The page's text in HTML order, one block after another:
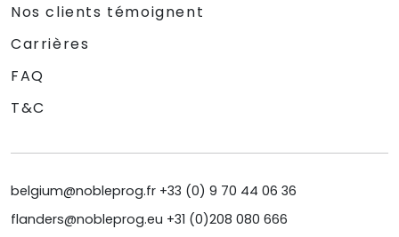
Nos clients témoignent
Carrières
FAQ
T&C
belgium@nobleprog.fr +33 (0) 9 70 44 06 36
flanders@nobleprog.eu +31 (0)208 080 666